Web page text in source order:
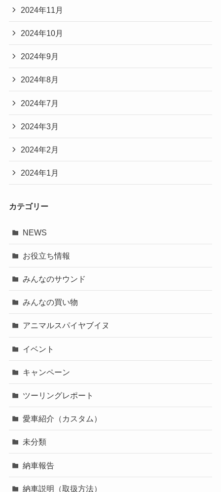
2024年11月
2024年10月
2024年9月
2024年8月
2024年7月
2024年3月
2024年2月
2024年1月
カテゴリー
NEWS
お役立ち情報
みんなのサウンド
みんなの買い物
アニマルスパイヤブイヌ
イベント
キャンペーン
ツーリングレポート
愛車紹介（カスタム）
未分類
納車報告
納車説明（取扱方法）